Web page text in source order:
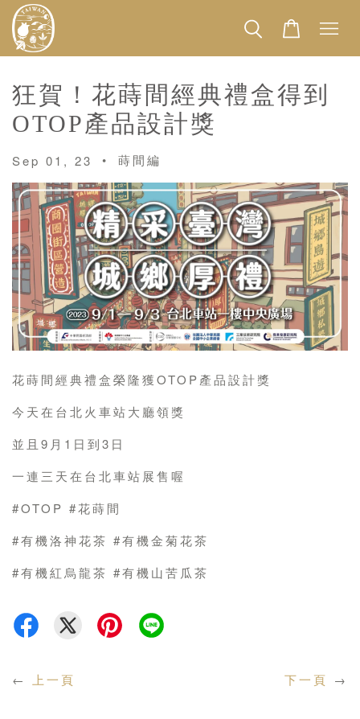
狂賀！花蒔間經典禮盒得到
OTOP產品設計獎
Sep 01, 23 • 蒔間編
花蒔間經典禮盒榮隆獲OTOP產品設計獎
今天在台北火車站大廳領獎
並且9月1日到3日
一連三天在台北車站展售喔
#OTOP #花蒔間
#有機洛神花茶 #有機金菊花茶
#有機紅烏龍茶 #有機山苦瓜茶
← 上一頁 下一頁 →